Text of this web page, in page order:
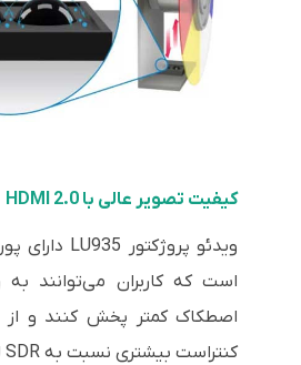
کیفیت تصویر عالی با HDMI 2.0
است که کاربران می‌توانند به
اصطکاک کمتر پخش کنند و از
کنتراست بیشتری نسبت به SDR لذت ببرند.